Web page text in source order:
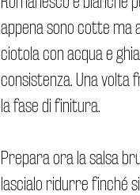
appena sono cotte
ciotola con acqua e
consistenza. Una volta
la fase di finitura.
Prepara ora la salsa
lascialo ridurre finché